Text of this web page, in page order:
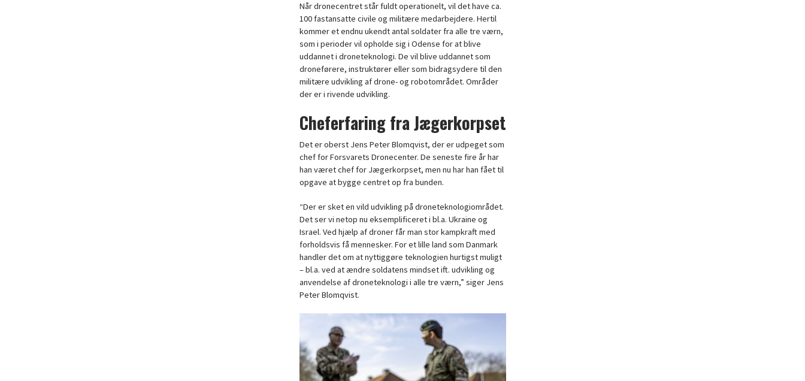
Når dronecentret står fuldt operationelt, vil det have ca.
100 fastansatte civile og militære medarbejdere. Hertil
kommer et endnu ukendt antal soldater fra alle tre værn,
som i perioder vil opholde sig i Odense for at blive
uddannet i droneteknologi. De vil blive uddannet som
droneførere, instruktører eller som bidragsydere til den
militære udvikling af drone- og robotområdet. Områder
der er i rivende udvikling.
Cheferfaring fra Jægerkorpset
Det er oberst Jens Peter Blomqvist, der er udpeget som
chef for Forsvarets Dronecenter. De seneste fire år har
han været chef for Jægerkorpset, men nu har han fået til
opgave at bygge centret op fra bunden.
“Der er sket en vild udvikling på droneteknologiområdet.
Det ser vi netop nu eksemplificeret i bl.a. Ukraine og
Israel. Ved hjælp af droner får man stor kampkraft med
forholdsvis få mennesker. For et lille land som Danmark
handler det om at nyttiggøre teknologien hurtigst muligt
– bl.a. ved at ændre soldatens mindset ift. udvikling og
anvendelse af droneteknologi i alle tre værn,” siger Jens
Peter Blomqvist.